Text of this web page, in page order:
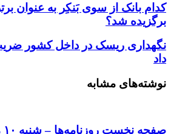
کدام بانک از سوی بَنکِر به عنوان
برگزیده شد؟
نگهداری ریسک در داخل کشور
داد
نوشته‌های مشابه
صفحه نخست روزنامه‌ها – شنبه ۱۰ مرداد